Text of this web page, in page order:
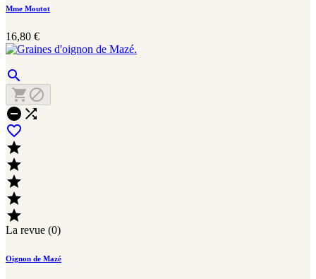
Mme Moutot
16,80 €

 
 






La revue (0)
Oignon de Mazé